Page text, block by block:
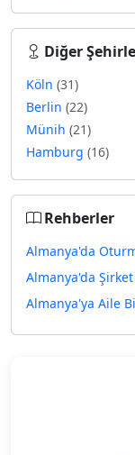
Diğer
Köln (31)
Berlin (22)
Münih (21)
Hamburg (16)
Rehberler
Almanya'da
Almanya'da
Almanya'ya Aile